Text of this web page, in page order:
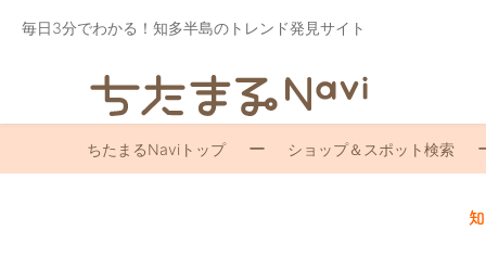
毎日3分でわかる！知多半島のトレンド発見サイト
ちたまるNaviトップ ショップ＆スポット検索